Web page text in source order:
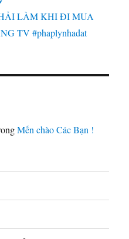
LÀM KHI ĐI MUA
TV #phaplynhadat
Mến chào Các Bạn !